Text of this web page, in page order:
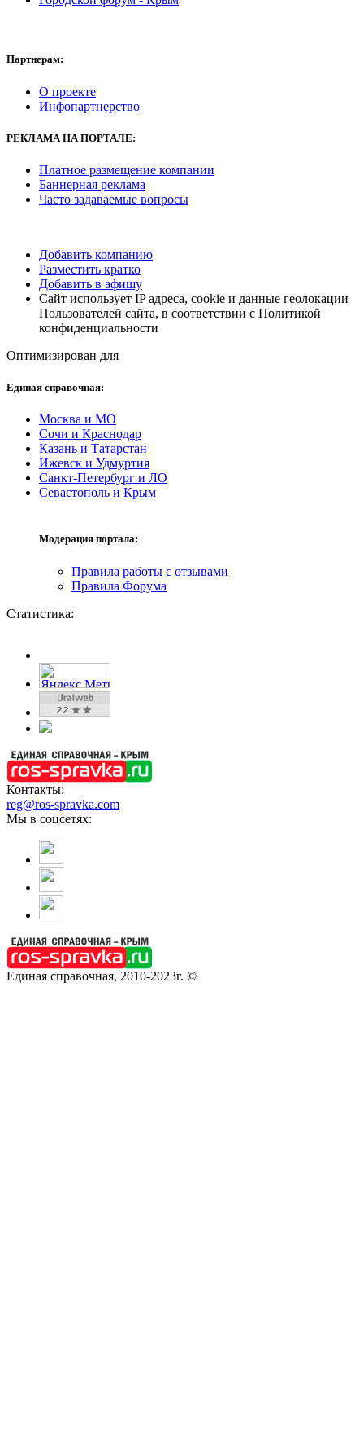
Партнерам:
О проекте
Инфопартнерство
РЕКЛАМА НА ПОРТАЛЕ:
Платное размещение компании
Баннерная реклама
Часто задаваемые вопросы
Добавить компанию
Разместить кратко
Добавить в афишу
Сайт использует IP адреса, cookie и данные геолокации
Пользователей сайта, в соответствии с Политикой
конфиденциальности
Оптимизирован для
Единая справочная:
Москва и МО
Сочи и Краснодар
Казань и Татарстан
Ижевск и Удмуртия
Санкт-Петербург и ЛО
Севастополь и Крым
Модерация портала:
Правила работы с отзывами
Правила Форума
Статистика:
Контакты:
reg@ros-spravka.com
Мы в соцсетях:
Единая справочная, 2010-2023г. ©